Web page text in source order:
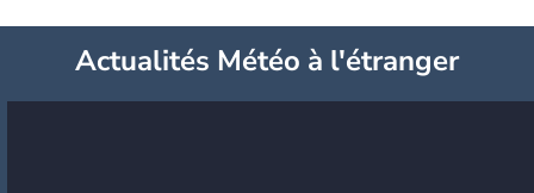
Actualités Météo à l'étranger